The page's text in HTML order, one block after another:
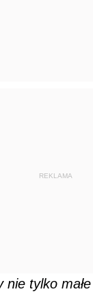
REKLAMA
nie tylko